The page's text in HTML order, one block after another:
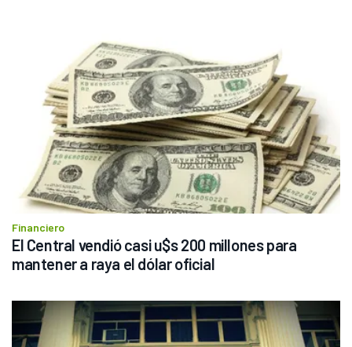
Financiero
El Central vendió casi u$s 200 millones para
mantener a raya el dólar oficial